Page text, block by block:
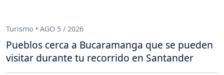
Turismo • AGO 5 / 2026
Pueblos cerca a Bucaramanga que se pueden
visitar durante tu recorrido en Santander